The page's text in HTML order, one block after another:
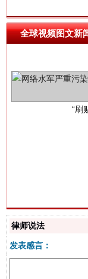
全球视频图文新
“刷
律师说法
发表感言：